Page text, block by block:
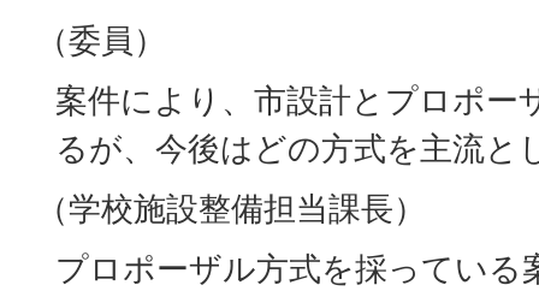
（委員）
案件により、市設計とプロポー
るが、今後はどの方式を主流と
（学校施設整備担当課長）
プロポーザル方式を採っている